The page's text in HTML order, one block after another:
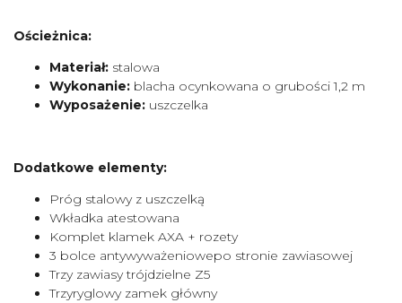
Ościeżnica:
Materiał: stalowa
Wykonanie: blacha ocynkowana o grubości 1,2 m
Wyposażenie: uszczelka
Dodatkowe elementy:
Próg stalowy z uszczelką
Wkładka atestowana
Komplet klamek AXA + rozety
3 bolce antywyważeniowepo stronie zawiasowej
Trzy zawiasy trójdzielne Z5
Trzyryglowy zamek główny